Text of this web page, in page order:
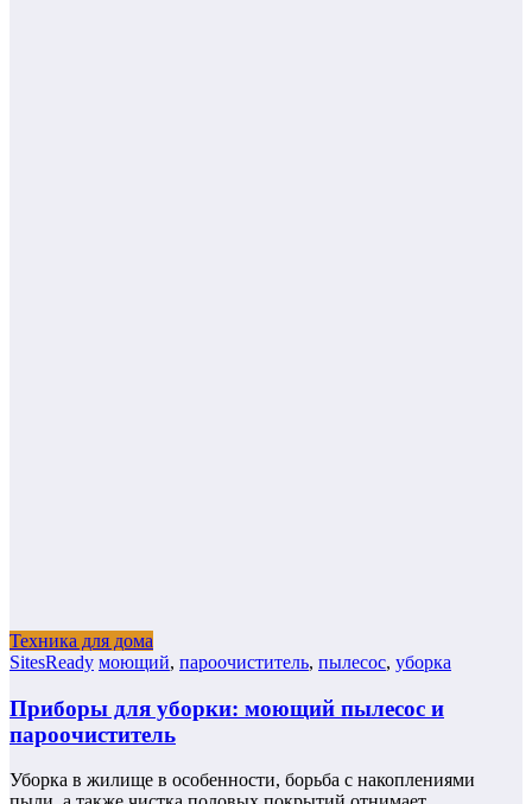
Техника для дома
SitesReady моющий, пароочиститель, пылесос, уборка
Приборы для уборки: моющий пылесос и
пароочиститель
Уборка в жилище в особенности, борьба с накоплениями